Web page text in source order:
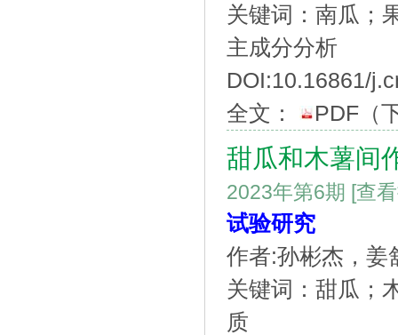
关键词：南瓜；
主成分分析
DOI:10.16861/
全文：
PDF （
甜瓜和木薯间
2023年第6期 [查
试验研究
作者:孙彬杰，姜
关键词：甜瓜；
质